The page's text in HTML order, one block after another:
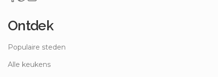
Ontdek
Populaire steden
Alle keukens